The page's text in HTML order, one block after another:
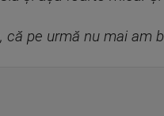
că pe urmă nu mai am